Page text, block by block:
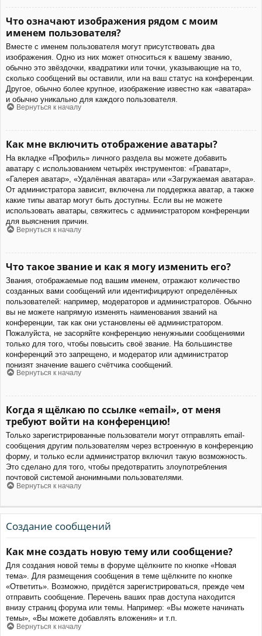
Что означают изображения рядом с моим
именем пользователя?
Вместе с именем пользователя могут присутствовать два
изображения. Одно из них может относиться к вашему званию,
обычно это звёздочки, квадратики или точки, указывающие на то,
сколько сообщений вы оставили, или на ваш статус на конференции.
Другое, обычно более крупное, изображение известно как «аватара»
и обычно уникально для каждого пользователя.
Вернуться к началу
Как мне включить отображение аватары?
На вкладке «Профиль» личного раздела вы можете добавить
аватару с использованием четырёх инструментов: «Граватар»,
«Галерея аватар», «Удалённая аватара» или «Загружаемая аватара».
От администратора зависит, включена ли поддержка аватар, а также
какие типы аватар могут быть доступны. Если вы не можете
использовать аватары, свяжитесь с администратором конференции
для выяснения причин.
Вернуться к началу
Что такое звание и как я могу изменить его?
Звания, отображаемые под вашим именем, отражают количество
созданных вами сообщений или идентифицируют определённых
пользователей: например, модераторов и администраторов. Обычно
вы не можете напрямую изменять наименования званий на
конференции, так как они установлены её администратором.
Пожалуйста, не засоряйте конференцию ненужными сообщениями
только для того, чтобы повысить своё звание. На большинстве
конференций это запрещено, и модератор или администратор
понизят значение вашего счётчика сообщений.
Вернуться к началу
Когда я щёлкаю по ссылке «email», от меня
требуют войти на конференцию!
Только зарегистрированные пользователи могут отправлять email-
сообщения другим пользователям через встроенную в конференцию
форму, и только если администратор включил такую возможность.
Это сделано для того, чтобы предотвратить злоупотребления
почтовой системой анонимными пользователями.
Вернуться к началу
Создание сообщений
Как мне создать новую тему или сообщение?
Для создания новой темы в форуме щёлкните по кнопке «Новая
тема». Для размещения сообщения в теме щёлкните по кнопке
«Ответить». Возможно, придётся зарегистрироваться, прежде чем
отправить сообщение. Перечень ваших прав доступа находится
внизу страниц форума или темы. Например: «Вы можете начинать
темы», «Вы можете добавлять вложения» и т.п.
Вернуться к началу